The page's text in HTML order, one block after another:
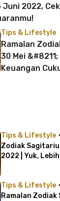
Juni 2022, Cek
Tips & Lifestyle
Ramalan
30 Mei
Keuangan
Tips & Lifestyle ·
Zodiak
2022 | Yuk,
Tips & Lifestyle ·
Ramalan